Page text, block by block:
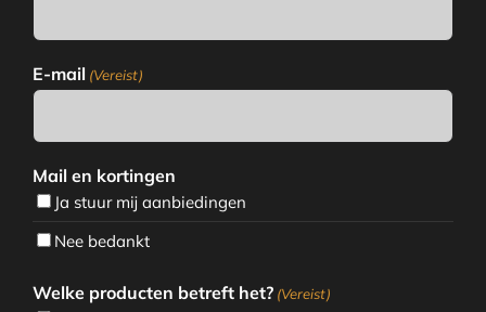
E-mail (Vereist)
Mail en kortingen
Ja stuur mij aanbiedingen
Nee bedankt
Welke producten betreft het? (Vereist)